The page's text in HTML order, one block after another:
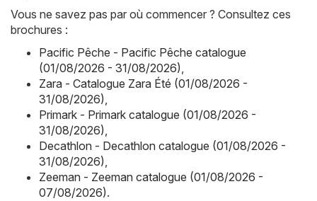
Vous ne savez pas par où commencer ? Consultez ces
brochures :
Pacific Pêche - Pacific Pêche catalogue
(01/08/2026 - 31/08/2026),
Zara - Catalogue Zara Été (01/08/2026 -
31/08/2026),
Primark - Primark catalogue (01/08/2026 -
31/08/2026),
Decathlon - Decathlon catalogue (01/08/2026 -
31/08/2026),
Zeeman - Zeeman catalogue (01/08/2026 -
07/08/2026).